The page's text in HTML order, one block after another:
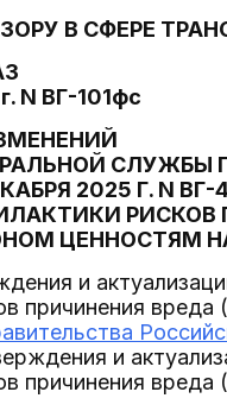
В СФЕРЕ
N ВГ-101фс
СЛУЖБЫ
2025 Г. N
РИСКОВ
ЦЕННОСТЯМ
и
причинения
и
причинения